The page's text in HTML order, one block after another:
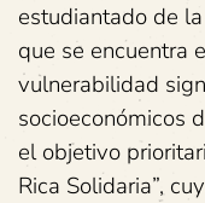
estudiantado de
que se encuentra
vulnerabilidad
socioeconómicos
el objetivo
Rica Solidaria”,